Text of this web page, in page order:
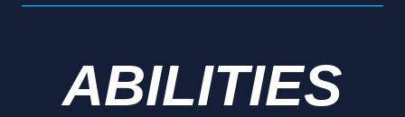
ABILITIES